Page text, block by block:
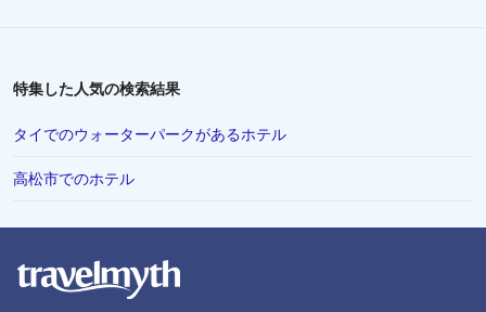
富良野市でのホテル
Hanedaでのホテル
八丈町でのホテル
滋賀県でのホテル
Sakaeでのホテル
特集した人気の検索結果
タイでのウォーターパークがあるホテル
高松市でのホテル